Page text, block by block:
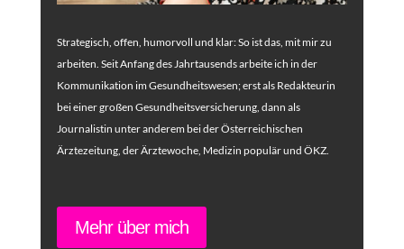
Strategisch, offen, humorvoll und klar: So ist das, mit mir zu
arbeiten. Seit Anfang des Jahrtausends arbeite ich in der
Kommunikation im Gesundheitswesen; erst als Redakteurin
bei einer großen Gesundheitsversicherung, dann als
Journalistin unter anderem bei der Österreichischen
Ärztezeitung, der Ärztewoche, Medizin populär und ÖKZ.
Mehr über mich